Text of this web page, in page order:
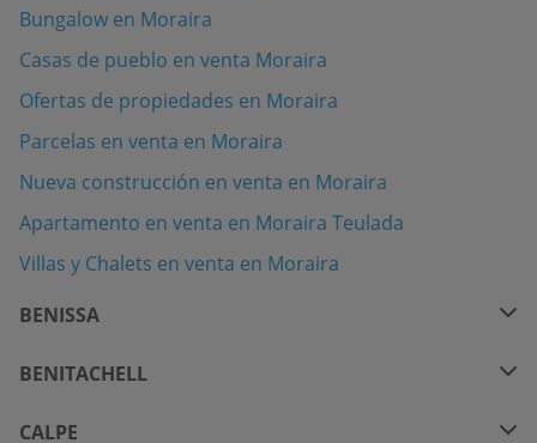
Bungalow en Moraira
Casas de pueblo en venta Moraira
Ofertas de propiedades en Moraira
Parcelas en venta en Moraira
Nueva construcción en venta en Moraira
Apartamento en venta en Moraira Teulada
Villas y Chalets en venta en Moraira
BENISSA
BENITACHELL
CALPE